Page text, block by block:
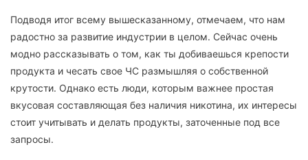
Подводя итог всему вышесказанному, отмечаем, что нам
радостно за развитие индустрии в целом. Сейчас очень
модно рассказывать о том, как ты добиваешься крепости
продукта и чесать свое ЧС размышляя о собственной
крутости. Однако есть люди, которым важнее простая
вкусовая составляющая без наличия никотина, их интересы
стоит учитывать и делать продукты, заточенные под все
запросы.